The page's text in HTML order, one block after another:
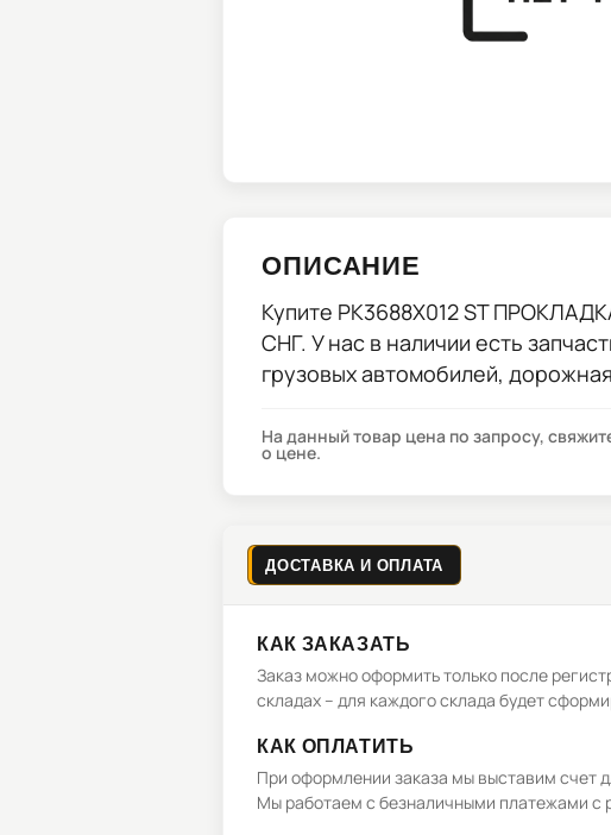
ОПИСАНИЕ
Купите PK3688X012 ST
СНГ. У нас в наличии есть
грузовых автомобилей,
На данный товар цена по запросу,
о цене.
ДОСТАВКА И ОПЛАТА
КАК ЗАКАЗАТЬ
Заказ можно оформить только после
складах – для каждого склада будет
КАК ОПЛАТИТЬ
При оформлении заказа мы выставим счет
Мы работаем с безналичными платежами с